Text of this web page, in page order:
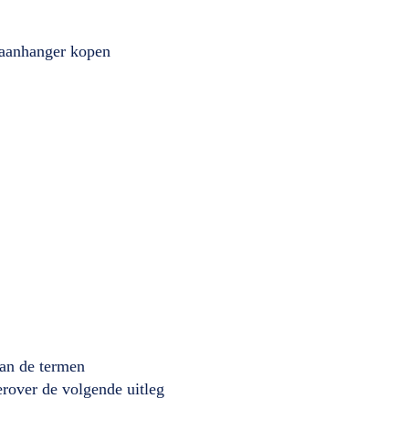
de termen
de volgende uitleg